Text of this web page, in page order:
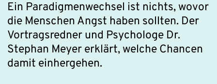
Ein Paradigmenwechsel ist nichts, wovor
die Menschen Angst haben sollten. Der
Vortragsredner und Psychologe Dr.
Stephan Meyer erklärt, welche Chancen
damit einhergehen.